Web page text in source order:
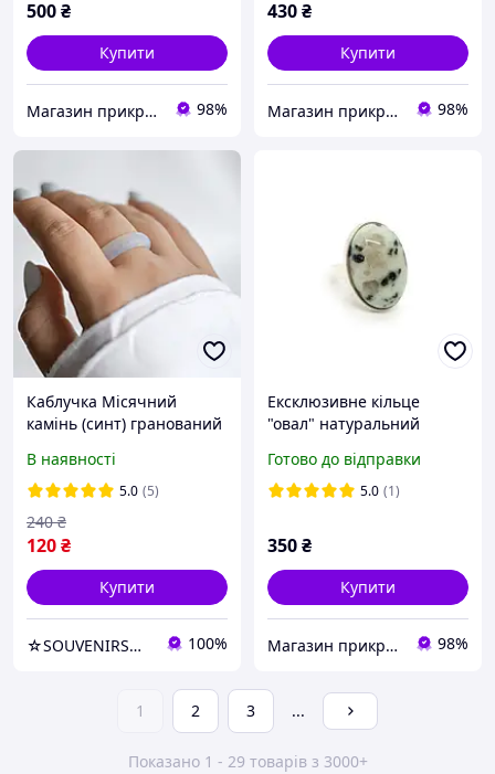
500₴
Купити
Магазин прикрас "Злата" 98%
430₴
Купити
Магазин прикрас "Злата" 98%
Каблучка Місячний
камінь (синт) гранований
В наявності
5.0 (5)
120₴
240 ₴
Купити
☆SOUVENIRS☆ - прикраси, натуральне каміння, перли, фурнітра для рукоділля 100%
Ексклюзивне кільце
"овал" натуральний
Готово до відправки
5.0 (1)
350₴
Купити
Магазин прикрас "Злата" 98%
1 2 3 ...
Показано 1 - 29 товарів з 3000+